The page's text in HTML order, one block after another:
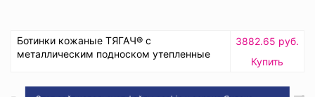
Ботинки кожаные ТЯГАЧ® с
металлическим подноском утепленные
3882.65 руб.
Купить